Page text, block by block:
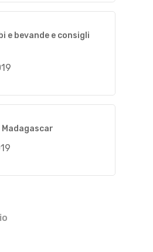
e bevande e consigli
Madagascar